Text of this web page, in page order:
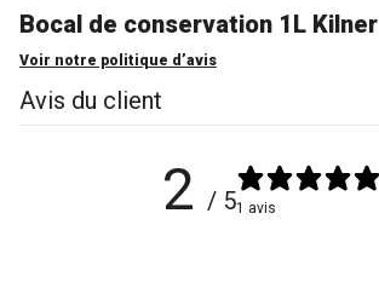
Bocal de conservation 1L Kilner
Voir notre politique d’avis
Avis du client
2 / 51 avis